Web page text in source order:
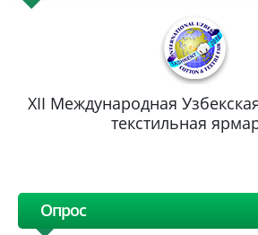
XII Международная
текстильная
Опрос